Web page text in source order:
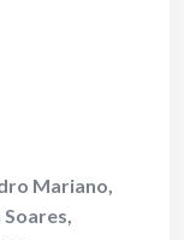
Mariano,